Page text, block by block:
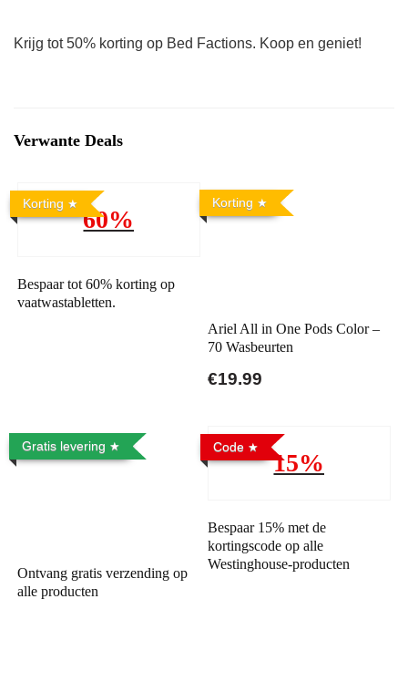
Krijg tot 50% korting op Bed Factions. Koop en geniet!
Verwante Deals
Korting
60%
Bespaar tot 60% korting op
vaatwastabletten.
Korting
Ariel All in One Pods Color –
70 Wasbeurten
€19.99
Gratis levering
Ontvang gratis verzending op
alle producten
Code
15%
Bespaar 15% met de
kortingscode op alle
Westinghouse-producten